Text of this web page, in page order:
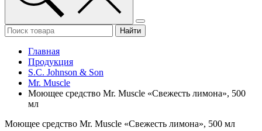
Главная
Продукция
S.C. Johnson & Son
Mr. Muscle
Моющее средство Mr. Muscle «Свежесть лимона», 500
мл
Моющее средство Mr. Muscle «Свежесть лимона», 500 мл